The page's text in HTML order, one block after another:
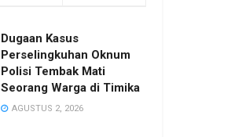
Dugaan Kasus
Perselingkuhan Oknum
Polisi Tembak Mati
Seorang Warga di Timika
AGUSTUS 2, 2026